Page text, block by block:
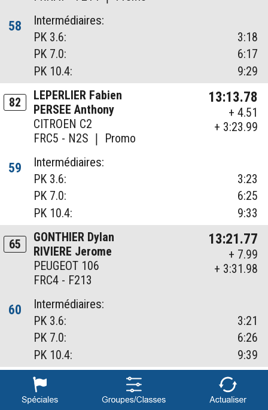
58
Intermédiaires:
PK 3.6:
3:18
PK 7.0:
6:17
PK 10.4:
9:29
82
LEPERLIER Fabien
PERSEE Anthony
CITROEN C2
FRC5 - N2S ❘ Promo
13:13.78
+ 4.51
+ 3:23.99
59
Intermédiaires:
PK 3.6:
3:23
PK 7.0:
6:25
PK 10.4:
9:33
65
GONTHIER Dylan
RIVIERE Jerome
PEUGEOT 106
FRC4 - F213
13:21.77
+ 7.99
+ 3:31.98
60
Intermédiaires:
PK 3.6:
3:21
PK 7.0:
6:26
PK 10.4:
9:39
PAYET Jean-Marie
DARTY Rudy
13:26.90
+ 5.13